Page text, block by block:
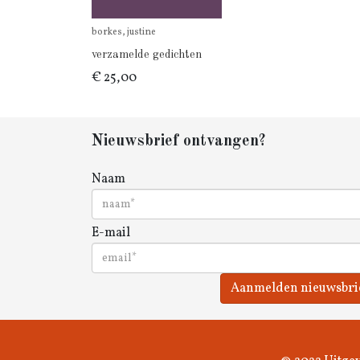
borkes, justine
verzamelde gedichten
€ 25,00
Nieuwsbrief ontvangen?
Naam
E-mail
Aanmelden